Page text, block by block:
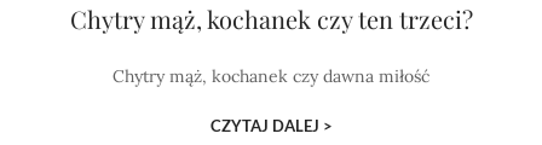
Chytry mąż, kochanek czy ten trzeci?
Chytry mąż, kochanek czy dawna miłość
CZYTAJ DALEJ >